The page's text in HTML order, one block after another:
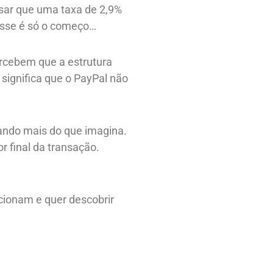
que uma taxa de 2,9%
é só o começo…
que a estrutura
que o PayPal não
mais do que imagina.
final da transação.
e quer descobrir